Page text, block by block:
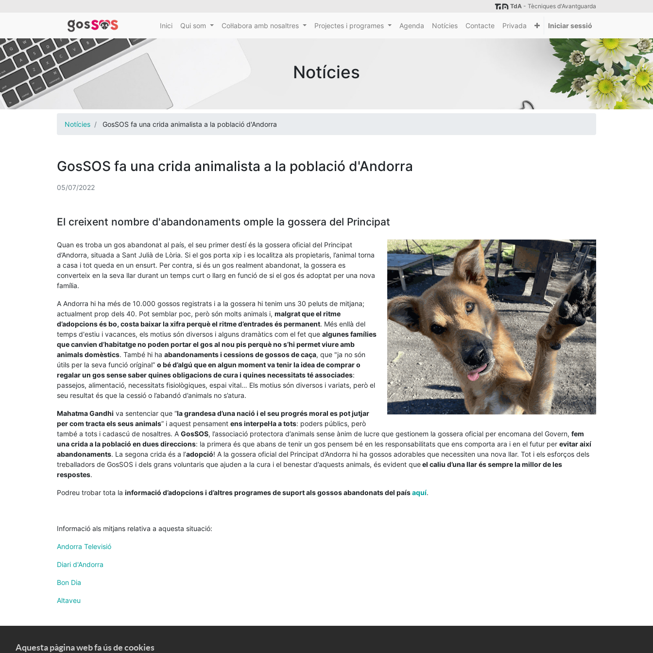
TdA - Tècniques d'Avantguarda
Inici Qui som Col·labora amb nosaltres Projectes i programes Agenda Notícies Contacte Privada Iniciar sessió
Notícies
Notícies GosSOS fa una crida animalista a la població d'Andorra
GosSOS fa una crida animalista a la població d'Andorra
05/07/2022
El creixent nombre d'abandonaments omple la gossera del Principat
Quan es troba un gos abandonat al país, el seu primer destí és la gossera oficial del Principat
d’Andorra, situada a Sant Julià de Lòria. Si el gos porta xip i es localitza als propietaris, l’animal torna
a casa i tot queda en un ensurt. Per contra, si és un gos realment abandonat, la gossera es
converteix en la seva llar durant un temps curt o llarg en funció de si el gos és adoptat per una nova
família.
A Andorra hi ha més de 10.000 gossos registrats i a la gossera hi tenim uns 30 peluts de mitjana;
actualment prop dels 40. Pot semblar poc, però són molts animals i, malgrat que el ritme
d’adopcions és bo, costa baixar la xifra perquè el ritme d’entrades és permanent. Més enllà del
temps d'estiu i vacances, els motius són diversos i alguns dramàtics com el fet que algunes famílies
que canvien d’habitatge no poden portar el gos al nou pis perquè no s’hi permet viure amb
animals domèstics. També hi ha abandonaments i cessions de gossos de caça, que "ja no són
útils per la seva funció oríginal” o bé d’algú que en algun moment va tenir la idea de comprar o
regalar un gos sense saber quines obligacions de cura i quines necessitats té associades:
passejos, alimentació, necessitats fisiològiques, espai vital… Els motius són diversos i variats, però el
seu resultat és que la cessió o l’abandó d’animals no s’atura.
Mahatma Gandhi va sentenciar que “la grandesa d’una nació i el seu progrés moral es pot jutjar
per com tracta els seus animals” i aquest pensament ens interpel·la a tots: poders públics, però
també a tots i cadascú de nosaltres. A GosSOS, l’associació protectora d’animals sense ànim de lucre que gestionem la gossera oficial per encomana del Govern, fem
una crida a la població en dues direccions: la primera és que abans de tenir un gos pensem bé en les responsabilitats que ens comporta ara i en el futur per evitar així
abandonaments. La segona crida és a l’adopció! A la gossera oficial del Principat d’Andorra hi ha gossos adorables que necessiten una nova llar. Tot i els esforços dels
treballadors de GosSOS i dels grans voluntaris que ajuden a la cura i el benestar d’aquests animals, és evident queel caliu d’una llar és sempre la millor de les
respostes.
Podreu trobar tota la informació d’adopcions i d’altres programes de suport als gossos abandonats del paísaquí.
Informació als mitjans relativa a aquesta situació:
Andorra Televisió
Diari d'Andorra
Bon Dia
Altaveu
Aquesta pàgina web fa ús de cookies